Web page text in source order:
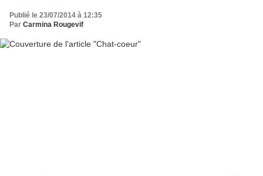
Publié le 23/07/2014 à 12:35
Par Carmina Rougevif